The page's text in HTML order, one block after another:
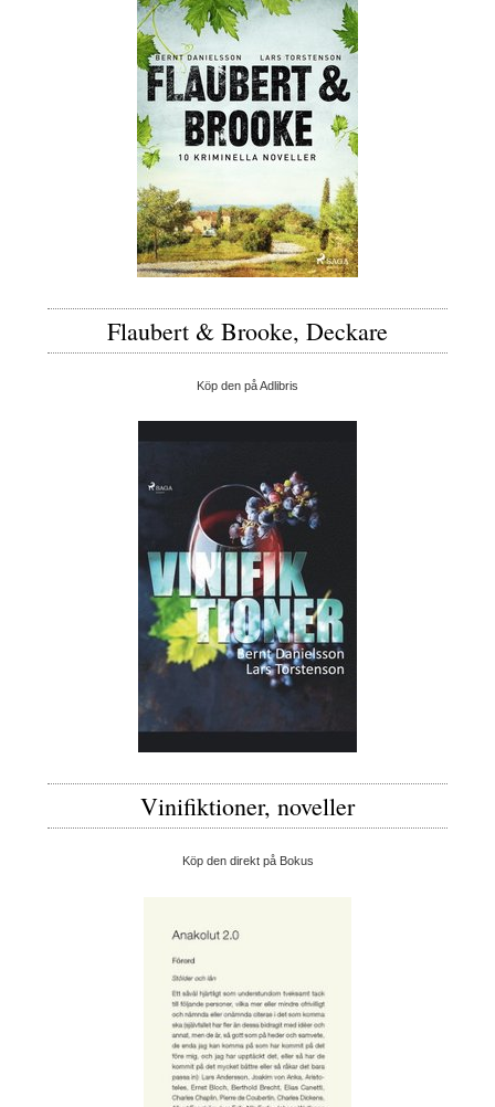
Flaubert & Brooke, Deckare
Köp den på Adlibris
Vinifiktioner, noveller
Köp den direkt på Bokus